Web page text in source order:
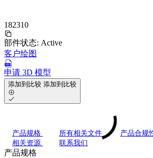
182310
部件状态: Active
客户绘图
申请 3D 模型
添加到比较 添加到比较
产品规格 所有相关文件 产品合规
相关资源
联系我们
产品规格